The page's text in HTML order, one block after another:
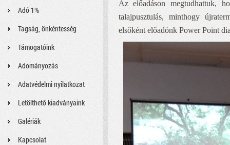
Adó 1%
Tagság, önkéntesség
Támogatóink
Adományozás
Adatvédelmi nyilatkozat
Letölthető kiadványaink
Galériák
Kapcsolat
Az előadáson megtudhattuk,
talajpusztulás, minthogy
elsőként előadónk Power Point